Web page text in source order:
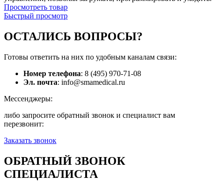
Просмотреть товар
Быстрый просмотр
ОСТАЛИСЬ ВОПРОСЫ?
Готовы ответить на них по удобным каналам связи:
Номер телефона: 8 (495) 970-71-08
Эл. почта: info@smamedical.ru
Мессенджеры:
либо запросите обратный звонок и специалист вам
перезвонит:
Заказать звонок
ОБРАТНЫЙ ЗВОНОК
СПЕЦИАЛИСТА